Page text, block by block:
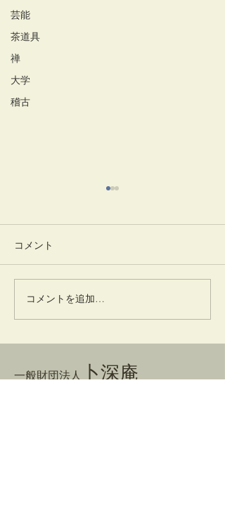
芸能
茶道具
禅
大学
稽古
竹蒔絵溜棗
コメント
コメントを追加…
一般財団法人 卜深庵